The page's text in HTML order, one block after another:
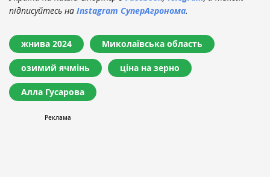
підписуйтесь на Instagram СуперАгронома.
жнива 2024 Миколаївська область
озимий ячмінь ціна на зерно
Алла Гусарова